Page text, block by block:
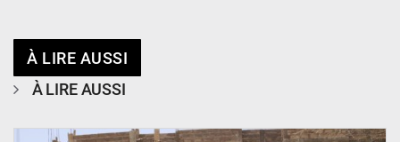
À LIRE AUSSI
À LIRE AUSSI